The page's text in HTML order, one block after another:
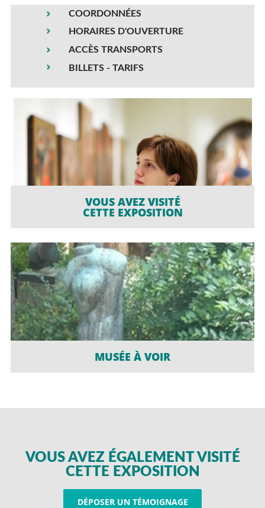
COORDONNÉES
HORAIRES D'OUVERTURE
ACCÈS TRANSPORTS
BILLETS - TARIFS
VOUS AVEZ VISITÉ
CETTE EXPOSITION
MUSÉE À VOIR
VOUS AVEZ ÉGALEMENT VISITÉ
CETTE EXPOSITION
DÉPOSER UN TÉMOIGNAGE